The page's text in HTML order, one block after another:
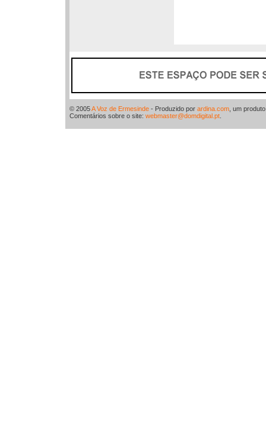
© 2005A Voz de Ermesinde - Produzido por ardina.com , um
Comentários sobre o site: webmaster@domdigital.pt